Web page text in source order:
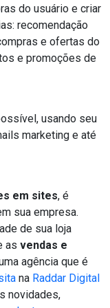
do usuário e criar
recomendação
e ofertas do
e promoções de
usando seu
marketing e até
em sites, é
sua empresa.
de sua loja
as vendas e
agência que é
na Raddar Digital
novidades,